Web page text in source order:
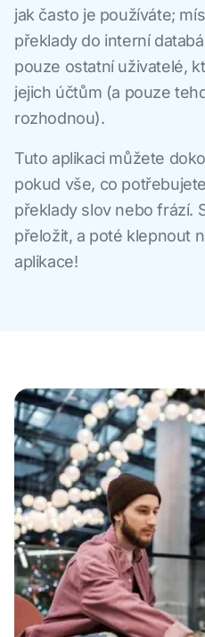
jak často je používáte;
překlady do interní
pouze ostatní uživatelé,
jejich účtům (a pouze
rozhodnou).
Tuto aplikaci můžete
pokud vše, co
překlady slov nebo frází.
přeložit, a poté klepnout
aplikace!